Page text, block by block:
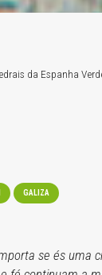
da Espanha
GALIZA
se és uma